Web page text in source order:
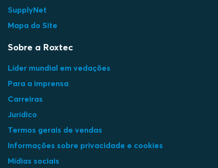
SupplyNet
Mapa do Site
Sobre a Roxtec
Líder mundial em vedações
Para a imprensa
Carreiras
Jurídico
Termos gerais de vendas
Informações sobre privacidade e cookies
Mídias sociais